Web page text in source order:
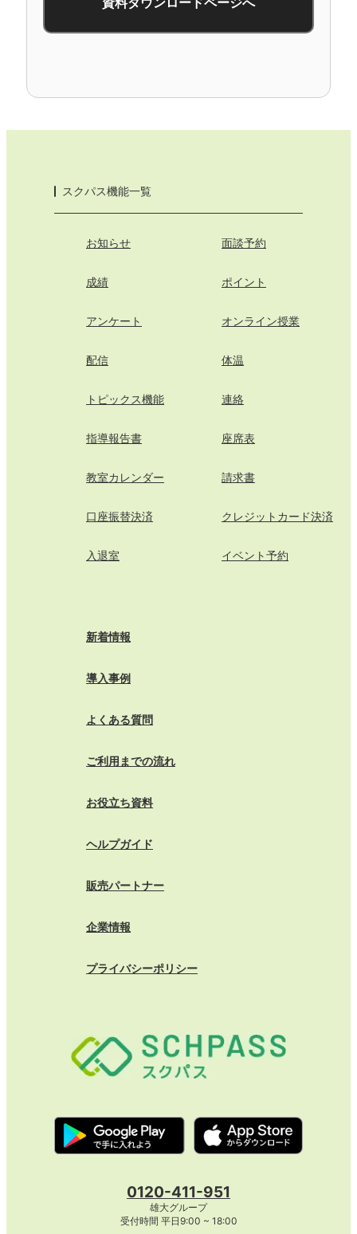
資料ダウンロードページへ
スクパス機能一覧
お知らせ 面談予約
成績 ポイント
アンケート オンライン授業
配信 体温
トピックス機能 連絡
指導報告書 座席表
教室カレンダー 請求書
口座振替決済 クレジットカード決済
入退室 イベント予約
新着情報
導入事例
よくある質問
ご利用までの流れ
お役立ち資料
ヘルプガイド
販売パートナー
企業情報
プライバシーポリシー
0120-411-951
雄大グループ
受付時間 平日9:00 ~ 18:00